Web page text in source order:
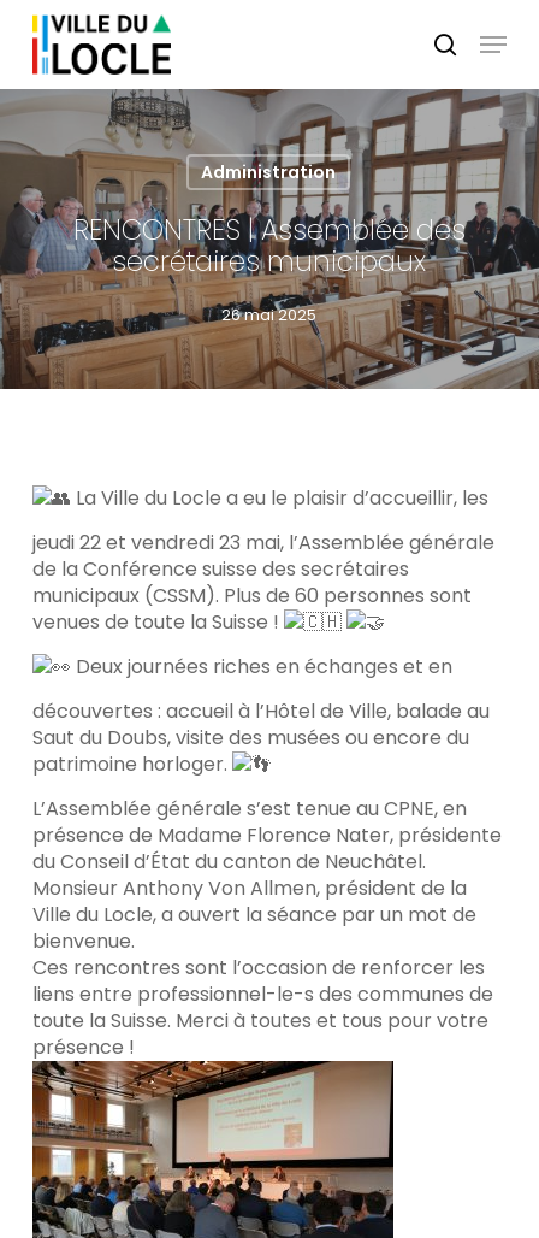
Skip
main
content
search
Menu
Administration
RENCONTRES | Assemblée des
secrétaires municipaux
26 mai 2025
La Ville du Locle a eu le plaisir d’accueillir, les
jeudi 22 et vendredi 23 mai, l’Assemblée générale
de la Conférence suisse des secrétaires
municipaux (CSSM). Plus de 60 personnes sont
venues de toute la Suisse !
Deux journées riches en échanges et en
découvertes : accueil à l’Hôtel de Ville, balade au
Saut du Doubs, visite des musées ou encore du
patrimoine horloger.
L’Assemblée générale s’est tenue au CPNE, en
présence de Madame Florence Nater, présidente
du Conseil d’État du canton de Neuchâtel.
Monsieur Anthony Von Allmen, président de la
Ville du Locle, a ouvert la séance par un mot de
bienvenue.
Ces rencontres sont l’occasion de renforcer les
liens entre professionnel-le-s des communes de
toute la Suisse. Merci à toutes et tous pour votre
présence !
Menu